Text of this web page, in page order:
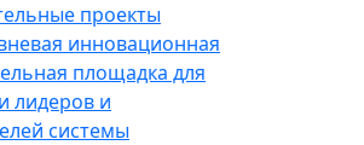
проекты
инновационная
площадка для
лидеров и
системы